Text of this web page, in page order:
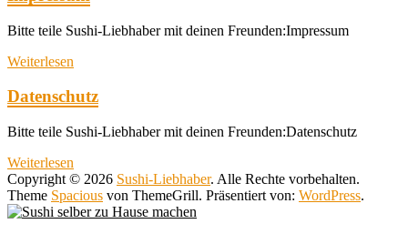
Bitte teile Sushi-Liebhaber mit deinen Freunden:Impressum
Weiterlesen
Datenschutz
Bitte teile Sushi-Liebhaber mit deinen Freunden:Datenschutz
Weiterlesen
Copyright © 2026 Sushi-Liebhaber. Alle Rechte vorbehalten.
Theme Spacious von ThemeGrill. Präsentiert von: WordPress.